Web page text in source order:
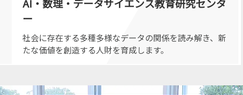
AI・数理・データサイエンス教育研究センタ
ー
社会に存在する多種多様なデータの関係を読み解き、新
たな価値を創造する人財を育成します。